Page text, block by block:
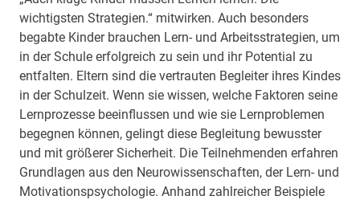
wichtigsten Strategien.“ mitwirken. Auch besonders
begabte Kinder brauchen Lern- und Arbeitsstrategien, um
in der Schule erfolgreich zu sein und ihr Potential zu
entfalten. Eltern sind die vertrauten Begleiter ihres Kindes
in der Schulzeit. Wenn sie wissen, welche Faktoren seine
Lernprozesse beeinflussen und wie sie Lernproblemen
begegnen können, gelingt diese Begleitung bewusster
und mit größerer Sicherheit. Die Teilnehmenden erfahren
Grundlagen aus den Neurowissenschaften, der Lern- und
Motivationspsychologie. Anhand zahlreicher Beispiele